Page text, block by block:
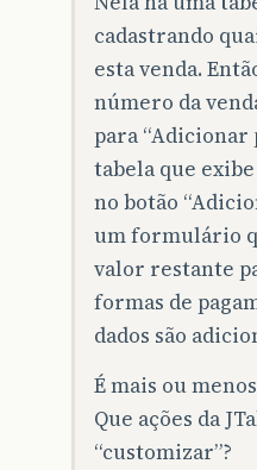
cadastrando
esta venda.
número da
para “Adicionar
tabela que
no botão
um formulário
valor restante
formas de
dados são
É mais ou
Que ações da
“customizar”?